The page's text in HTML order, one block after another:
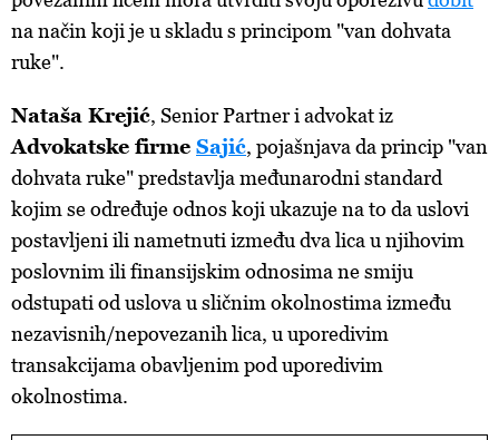
na način koji je u skladu s principom "van dohvata
ruke".
Nataša Krejić, Senior Partner i advokat iz
Advokatske firme Sajić, pojašnjava da princip "van
dohvata ruke" predstavlja međunarodni standard
kojim se određuje odnos koji ukazuje na to da uslovi
postavljeni ili nametnuti između dva lica u njihovim
poslovnim ili finansijskim odnosima ne smiju
odstupati od uslova u sličnim okolnostima između
nezavisnih/nepovezanih lica, u uporedivim
transakcijama obavljenim pod uporedivim
okolnostima.